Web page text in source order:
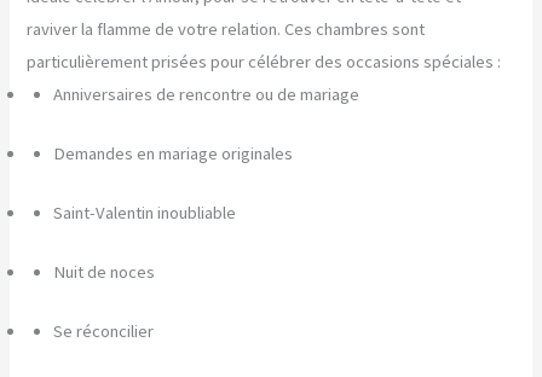
raviver la flamme de votre relation. Ces chambres sont
particulièrement prisées pour célébrer des occasions spéciales :
Anniversaires de rencontre ou de mariage
Demandes en mariage originales
Saint-Valentin inoubliable
Nuit de noces
Se réconcilier